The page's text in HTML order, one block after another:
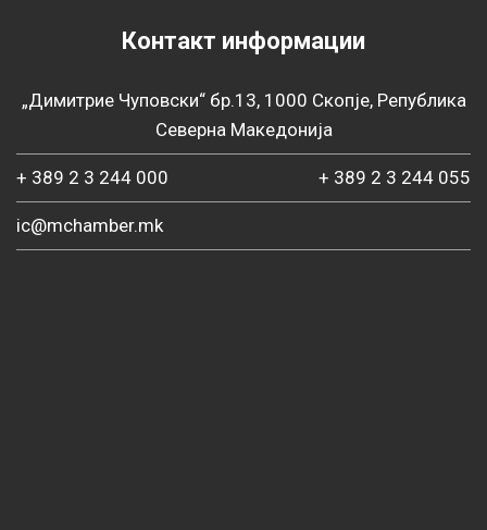
Контакт информации
„Димитрие Чуповски“ бр.13, 1000 Скопје, Република
Северна Македонија
+ 389 2 3 244 000 + 389 2 3 244 055
ic@mchamber.mk